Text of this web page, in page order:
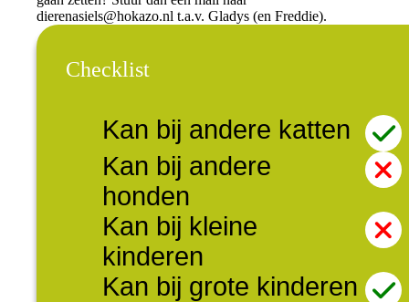
dierenasiels@hokazo.nl t.a.v. Gladys (en Freddie).
Checklist
Kan bij andere katten
Kan bij andere
honden
Kan bij kleine
kinderen
Kan bij grote kinderen